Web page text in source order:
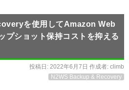
を使用してAmazon Web
プショット保持コストを抑える
投稿日: 2022年6月7日 作成者: climb
N2WS Backup & Recovery